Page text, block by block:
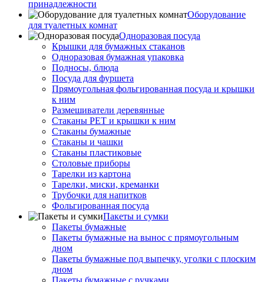
принадлежности
Оборудование
для туалетных комнат
Одноразовая посуда
Крышки для бумажных стаканов
Одноразовая бумажная упаковка
Подносы, блюда
Посуда для фуршета
Прямоугольная фольгированная посуда и крышки
к ним
Размешиватели деревянные
Стаканы PET и крышки к ним
Стаканы бумажные
Стаканы и чашки
Стаканы пластиковые
Столовые приборы
Тарелки из картона
Тарелки, миски, креманки
Трубочки для напитков
Фольгированная посуда
Пакеты и сумки
Пакеты бумажные
Пакеты бумажные на вынос с прямоугольным
дном
Пакеты бумажные под выпечку, уголки с плоским
дном
Пакеты бумажные с ручками